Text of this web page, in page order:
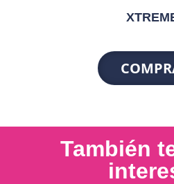
También